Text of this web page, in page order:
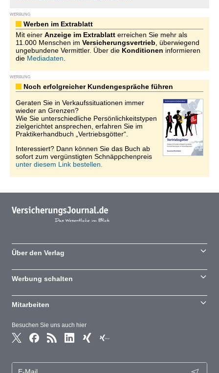
WERBUNG
Werben im Extrablatt
Mit einer Anzeige im Extrablatt erreichen Sie mehr als
11.000 Menschen im Versicherungsvertrieb , überwiegend
ungebundene Vermittler. Über die Konditionen informieren
die Mediadaten
WERBUNG
Noch erfolgreicher Kundengespräche führen
Geraten Sie in Verkaufssituationen immer
wieder an Grenzen?
Wie Sie unterschiedliche Persönlichkeitstypen
zielgerichtet ansprechen, erfahren Sie im
Praktikerhandbuch „Vertriebsgötter“.
Interessiert? Dann können Sie das Buch ab
sofort zum vergünstigten Schnäppchenpreis
unter diesem Link bestellen.
Besuchen Sie uns auch hier
Über den Verlag
Werbung schalten
Mitarbeiten